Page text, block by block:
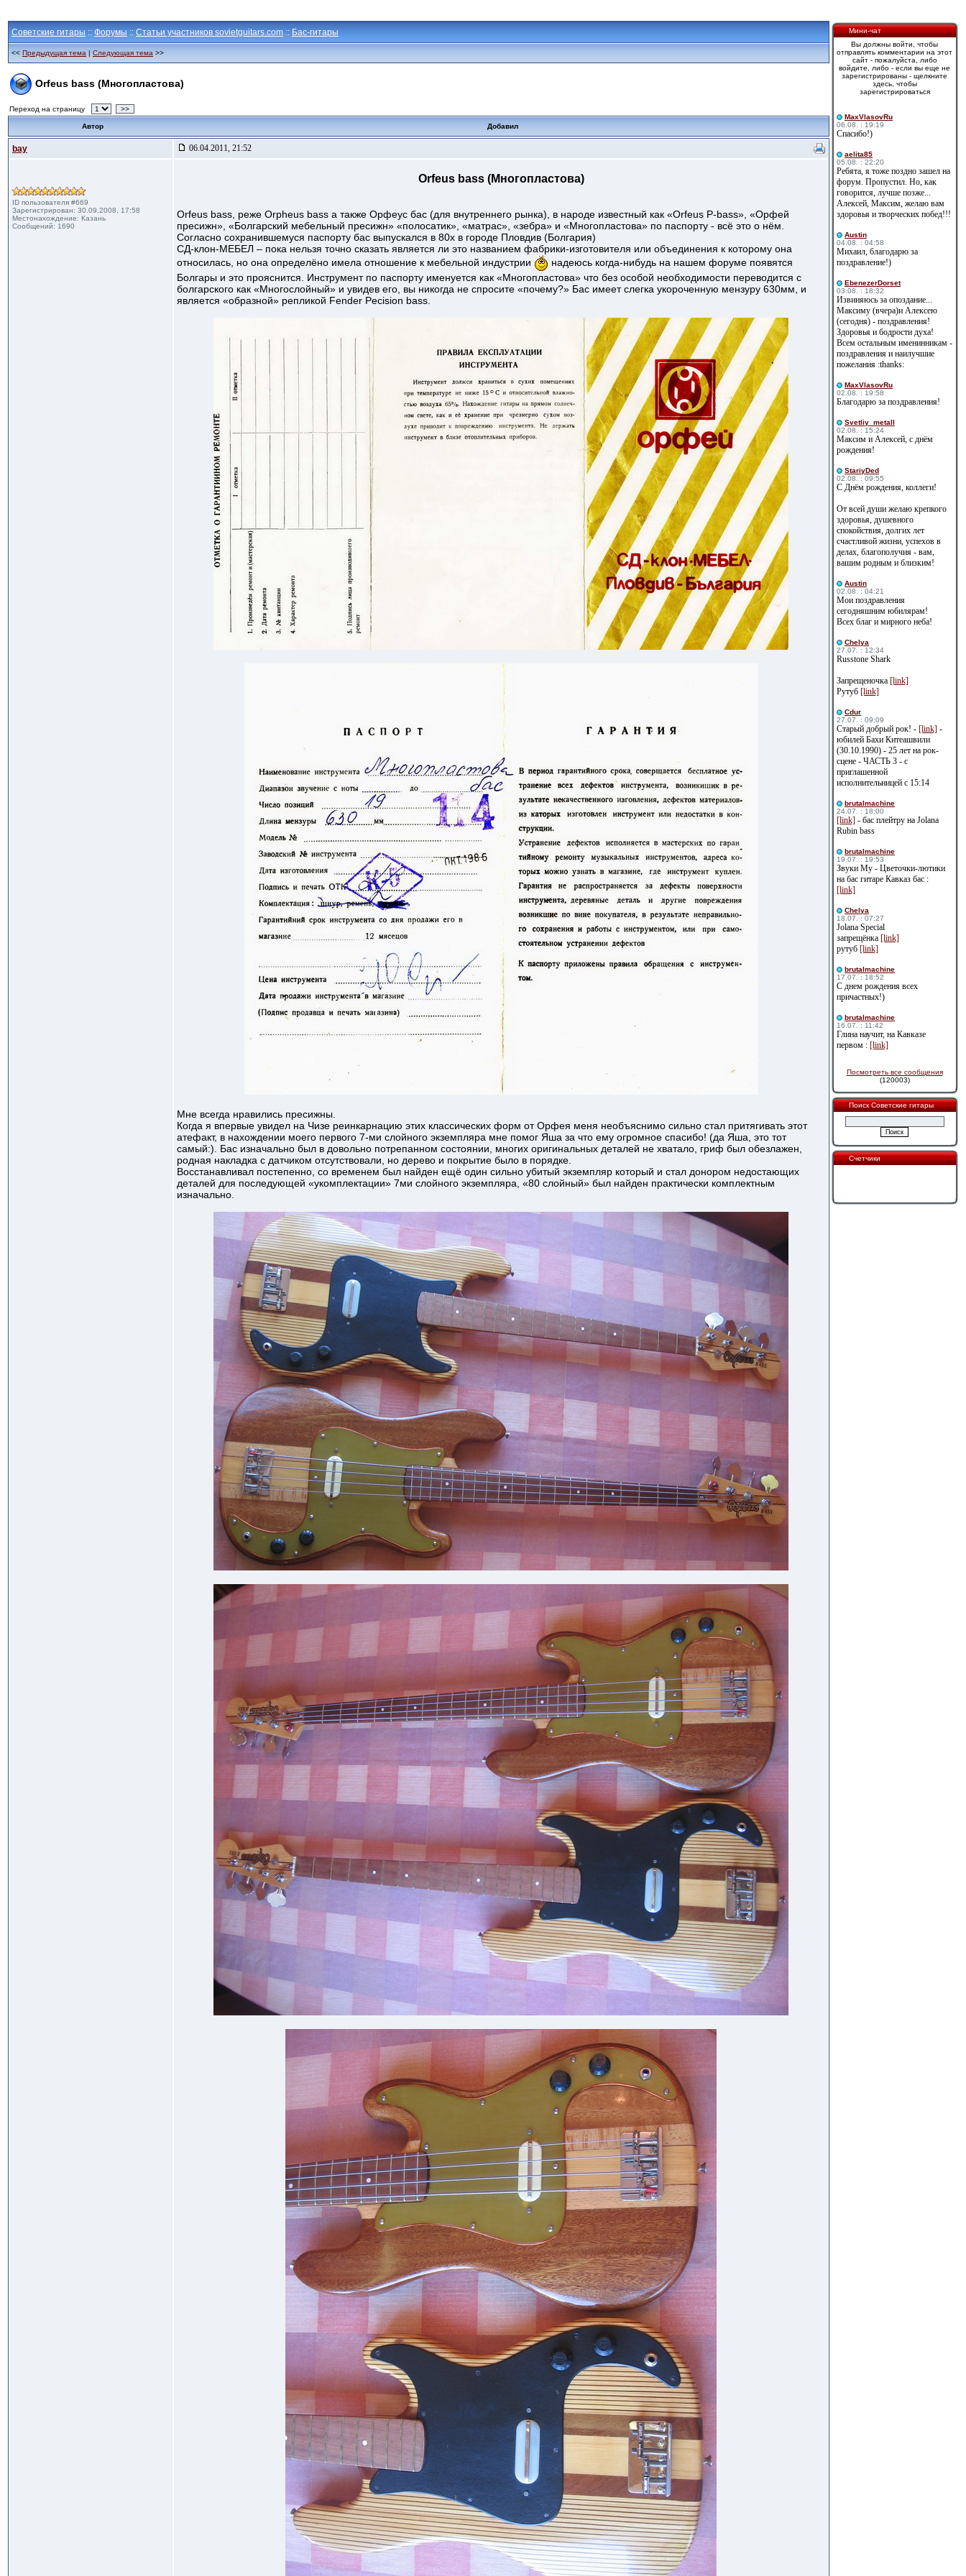
Советские гитары :: Форумы :: Статьи участников sovietguitars.com :: Бас-гитары
<< Предыдущая тема | Следующая тема >>
Orfeus bass (Многопластова)
Переход на страницу >>
Автор Добавил
bay 06.04.2011, 21:52
ID пользователя #669
Зарегистрирован: 30.09.2008, 17:58
Местонахождение: Казань
Сообщений: 1690
Orfeus bass (Многопластова)
Orfeus bass, реже Orpheus bass а также Орфеус бас (для внутреннего рынка), в народе известный как «Orfeus P-bass», «Орфей
пресижн», «Болгарский мебельный пресижн» «полосатик», «матрас», «зебра» и «Многопластова» по паспорту - всё это о нём.
Согласно сохранившемуся паспорту бас выпускался в 80х в городе Пловдив (Болгария)
СД-клон-МЕБЕЛ – пока нельзя точно сказать является ли это названием фабрики-изготовителя или объединения к которому она
относилась, но она определёно имела отношение к мебельной индустрии
надеюсь когда-нибудь на нашем форуме появятся
Болгары и это прояснится. Инструмент по паспорту именуется как «Многопластова» что без особой необходимости переводится с
болгарского как «Многослойный» и увидев его, вы никогда не спросите «почему?» Бас имеет слегка укороченную мензуру 630мм, и
является «образной» репликой Fender Pecision bass.
Мне всегда нравились пресижны.
Когда я впервые увидел на Чизе реинкарнацию этих классических форм от Орфея меня необъяснимо сильно стал притягивать этот
атефакт, в нахождении моего первого 7-ми слойного экземпляра мне помог Яша за что ему огромное спасибо! (да Яша, это тот
самый:). Бас изначально был в довольно потрепанном состоянии, многих оригинальных деталей не хватало, гриф был обезлажен,
родная накладка с датчиком отсутствовали, но дерево и покрытие было в порядке.
Восстанавливал постепенно, со временем был найден ещё один сильно убитый экземпляр который и стал донором недостающих
деталей для последующей «укомплектации» 7ми слойного экземпляра, «80 слойный» был найден практически комплектным
изначально.
Мини-чат
Вы должны войти, чтобы
отправлять комментарии на этот
сайт - пожалуйста, либо
войдите, либо - если вы еще не
зарегистрированы - щелкните
здесь, чтобы
зарегистрироваться
MaxVlasovRu
06.08. : 19:19
Спасибо!)
aelita85
05.08. : 22:20
Ребята, я тоже поздно зашел на
форум. Пропустил. Но, как
говорится, лучше позже...
Алексей, Максим, желаю вам
здоровья и творческих побед!!!
Austin
04.08. : 04:58
Михаил, благодарю за
поздравление!)
EbenezerDorset
03.08. : 18:32
Извиняюсь за опоздание...
Максиму (вчера)и Алексею
(сегодня) - поздравления!
Здоровья и бодрости духа!
Всем остальным именинникам -
поздравления и наилучшие
пожелания :thanks:
MaxVlasovRu
02.08. : 19:58
Благодарю за поздравления!
Svetliy_metall
02.08. : 15:24
Максим и Алексей, с днём
рождения!
StariyDed
02.08. : 09:55
С Днём рождения, коллеги!
От всей души желаю крепкого
здоровья, душевного
спокойствия, долгих лет
счастливой жизни, успехов в
делах, благополучия - вам,
вашим родным и близким!
Austin
02.08. : 04:21
Мои поздравления
сегодняшним юбилярам!
Всех благ и мирного неба!
Сhelya
27.07. : 12:34
Russtone Shark
Запрещеночка [link]
Рутуб [link]
Cdur
27.07. : 09:09
Старый добрый рок! - [link] -
юбилей Бахи Китеашвили
(30.10.1990) - 25 лет на рок-
сцене - ЧАСТЬ 3 - с
приглашенной
исполнительницей с 15:14
brutalmachine
24.07. : 18:00
[link] - бас плейтру на Jolana
Rubin bass
brutalmachine
19.07. : 19:53
Звуки Му - Цветочки-лютики
на бас гитаре Кавказ бас :
[link]
Сhelya
18.07. : 07:27
Jolana Special
запрещёнка [link]
рутуб [link]
brutalmachine
17.07. : 18:52
С днем рождения всех
причастных!)
brutalmachine
16.07. : 11:42
Глина научит, на Кавказе
первом : [link]
Посмотреть все сообщения
(120003)
Поиск Советские гитары
Счетчики